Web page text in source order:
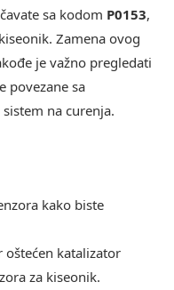
sa kodom P0153,
Zamena ovog
je važno pregledati
povezane sa
na curenja.
kako biste
oštećen katalizator
za kiseonik.